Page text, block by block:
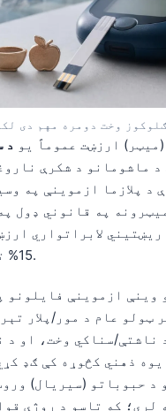
ارزښت عموماً یو د
د ماشومانو د شکرې
د پلازما ازموینې په
په قانوني ډول
لابراتواري
15% توپیر کولی شي.
ټولو عام د مور/پلار
ناشتې/سناکي وخت، او د
لري؛ که تاسو د روژې